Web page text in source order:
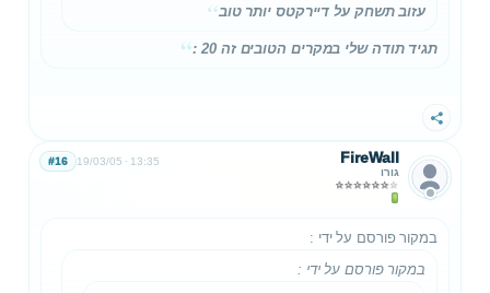
עזוב תשחק על דיירקטס יותר טוב
תגיד תודה שלי במקרים הטובים זה 20 :
שתף
FireWall
גורו
19/03/05 13:35
#16
במקור פורסם על ידי :
במקור פורסם על ידי :